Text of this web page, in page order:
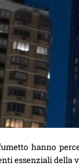
hanno
essenziali della